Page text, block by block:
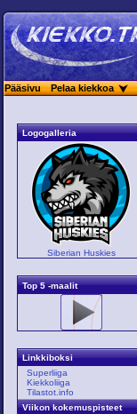
Pääsivu Pelaa kiekkoa
Logogalleria
Siberian Huskies
Top 5 -maalit
Linkkiboksi
Superliiga
Kiekkoliiga
Tilastot.info
Viikon kokemuspisteet